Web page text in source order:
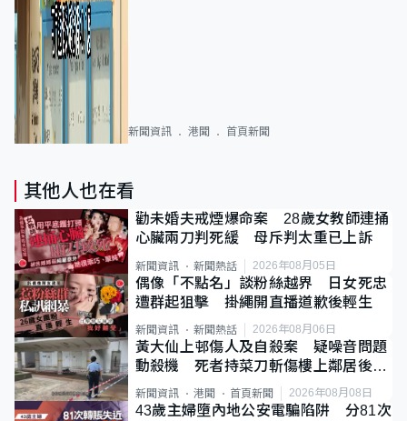
新聞資訊 港聞 首頁新聞
其他人也在看
勸未婚夫戒煙爆命案 28歲女教師連捅
心臟兩刀判死緩 母斥判太重已上訴
新聞資訊 新聞熱話 2026年08月05日
偶像「不點名」談粉絲越界 日女死忠
遭群起狙擊 掛繩開直播道歉後輕生
新聞資訊 新聞熱話 2026年08月06日
黃大仙上邨傷人及自殺案 疑噪音問題
動殺機 死者持菜刀斬傷樓上鄰居後墮
斃
新聞資訊 港聞 首頁新聞 2026年08月08日
43歲主婦墮內地公安電騙陷阱 分81次